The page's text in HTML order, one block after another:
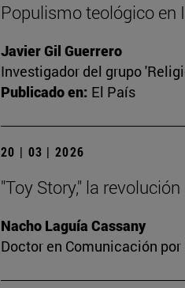
Populismo teológico en
Javier Gil Guerrero
Investigador del grupo
Publicado en: El País
20 | 03 | 2026
"Toy Story," la
Nacho Laguía Cassany
Doctor en Comunicación